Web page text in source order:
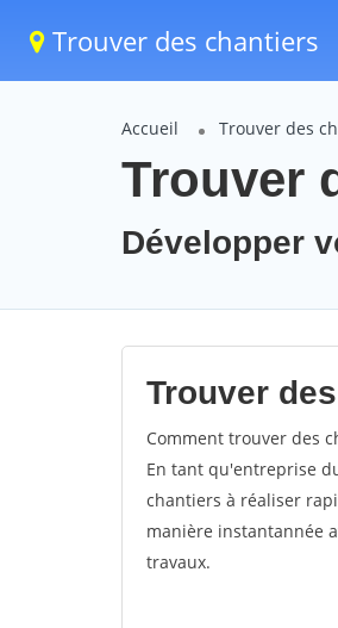
Trouver des chantiers
Accueil Trouver des
Trouver
Développer
Trouver
Comment trouver des
En tant qu'entreprise
chantiers à réaliser
manière instantannée
travaux.